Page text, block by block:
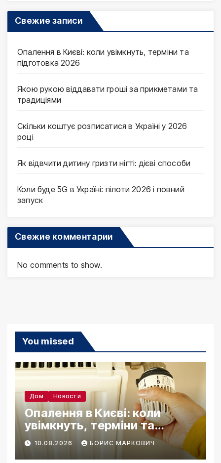
Свежие записи
Опалення в Києві: коли увімкнуть, терміни та
підготовка 2026
Якою рукою віддавати гроші за прикметами та
традиціями
Скільки коштує розписатися в Україні у 2026
році
Як відвчити дитину гризти нігті: дієві способи
Коли буде 5G в Україні: пілоти 2026 і повний
запуск
Свежие комментарии
No comments to show.
You missed
Дом Новости
Опалення в Києві: коли
увімкнуть, терміни та
підготовка 2026
10.08.2026 БОРИС МАРКОВИЧ